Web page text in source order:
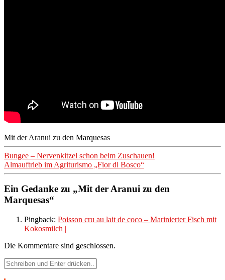
Mit der Aranui zu den Marquesas
Beitragsnavigation
Bungee – Nervenkitzel schon beim Zuschauen!
Almauftrieb im Agriturismo „Fior di Bosco“
Ein Gedanke zu „Mit der Aranui zu den
Marquesas“
Pingback: Poisson cru au lait de coco – Marinierter Fisch mit
Kokosmilch |
Die Kommentare sind geschlossen.
Suchen
nach: